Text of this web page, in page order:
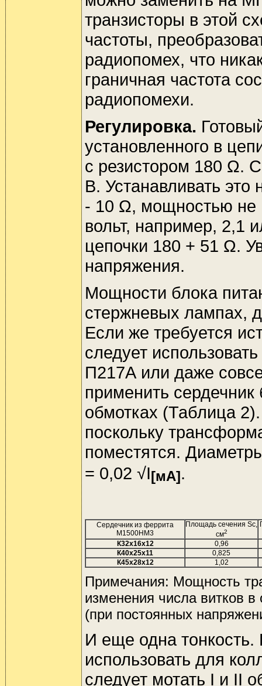
транзисторы в этой
частоты,
радиопомех, что
граничная частота
радиопомехи.
Регулировка.
установленного в
с резистором 180 Ω.
В. Устанавливать
- 10 Ω, мощностью не
вольт, например, 2,1
цепочки 180 + 51 Ω.
напряжения.
Мощности блока
стержневых лампах,
Если же требуется
следует
П217А или даже
применить
обмотках (Таблица
поскольку
поместятся.
= 0,02 √I[мА].
Сердечник из феррита
М1500НМ3
Площадь сечения Sc,
см2
К32х16х12
0,96
К40х25х11
0,825
К45х28х12
1,02
Примечания: Мощность
изменения числа витков
(при постоянных
И еще одна
использовать для
следует мотать I и II